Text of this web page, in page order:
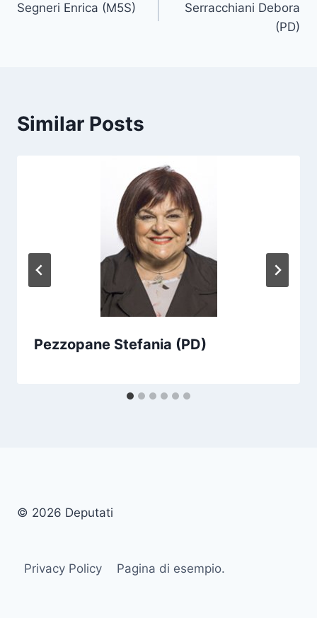
navigation
Segneri Enrica (M5S)
Serracchiani Debora
(PD)
Similar Posts
Pezzopane Stefania (PD)
© 2026 Deputati
Privacy Policy Pagina di esempio.